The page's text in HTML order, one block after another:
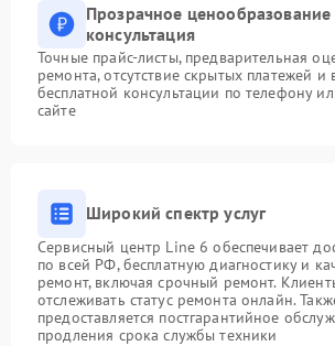
Прозрачное ценообразование
консультация
Точные прайс-листы, предварительная
ремонта, отсутствие скрытых платежей и
бесплатной консультации по телефону
сайте
Широкий спектр услуг
Сервисный центр Line 6 обеспечивает
по всей РФ, бесплатную диагностику и
ремонт, включая срочный ремонт.
отслеживать статус ремонта онлайн.
предоставляется постгарантийное
продления срока службы техники